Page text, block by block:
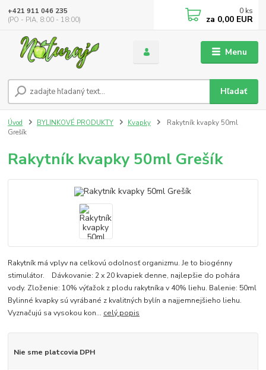
Menu
Hľadať
+421 911 046 235
(PO - PIA, 8:00 - 18:00)
0 ks
za 0,00 EUR
Úvod BYLINKOVÉ PRODUKTY Kvapky
Rakytník kvapky 50ml
Grešík
Rakytník kvapky 50ml Grešík
Rakytník má vplyv na celkovú odolnosť organizmu. Je to biogénny
stimulátor. Dávkovanie: 2 x 20 kvapiek denne, najlepšie do pohára
vody. Zloženie: 10% výťažok z plodu rakytníka v 40% liehu. Balenie: 50ml
Bylinné kvapky sú vyrábané z kvalitných bylín a najjemnejšieho liehu.
Vyznačujú sa vysokou kon... celý popis
Nie sme platcovia DPH